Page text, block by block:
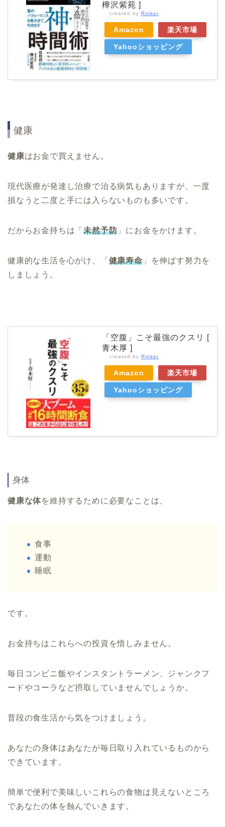
樺沢紫苑 ]
created by Rinker
Amazon 楽天市場
Yahooショッピング
健康
健康はお金で買えません。
現代医療が発達し治療で治る病気もありますが、一度
損なうと二度と手には入らないものも多いです。
だからお金持ちは「未然予防 」にお金をかけます。
健康的な生活を心がけ、「 健康寿命」を伸ばす努力を
しましょう。
「空腹」こそ最強のクスリ [
青木厚 ]
created by Rinker
Amazon 楽天市場
Yahooショッピング
身体
健康な体を維持するために必要なことは、
食事
運動
睡眠
です。
お金持ちはこれらへの投資を惜しみません。
毎日コンビニ飯やインスタントラーメン、ジャンクフ
ードやコーラなど摂取していませんでしょうか。
普段の食生活から気をつけましょう。
あなたの身体はあなたが毎日取り入れているものから
できています。
簡単で便利で美味しいこれらの食物は見えないところ
であなたの体を蝕んでいきます。